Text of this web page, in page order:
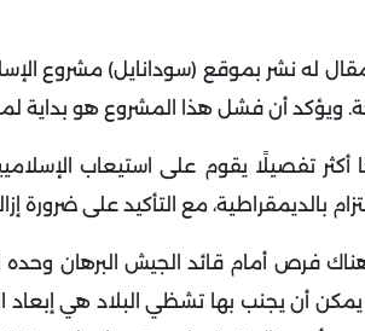
له نشر بموقع (سودانايل) مشروع
ويؤكد أن فشل هذا المشروع هو بداية
أكثر تفصيلًا يقوم على استيعاب
بالديمقراطية، مع التأكيد على
فرص أمام قائد الجيش البرهان
يمكن أن يجنب بها تشظي البلاد هي